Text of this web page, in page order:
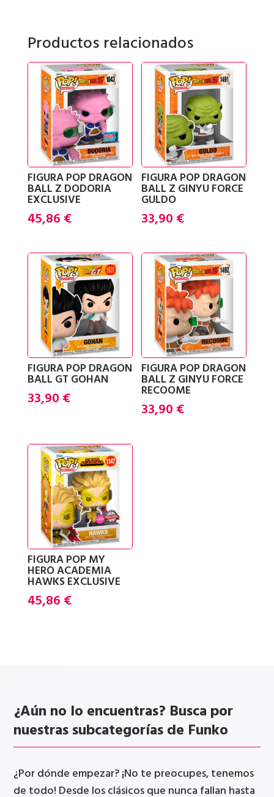
Productos relacionados
FIGURA POP DRAGON
BALL Z DODORIA
EXCLUSIVE
45,86 €
FIGURA POP DRAGON
BALL Z GINYU FORCE
GULDO
33,90 €
FIGURA POP DRAGON
BALL GT GOHAN
33,90 €
FIGURA POP DRAGON
BALL Z GINYU FORCE
RECOOME
33,90 €
FIGURA POP MY
HERO ACADEMIA
HAWKS EXCLUSIVE
45,86 €
¿Aún no lo encuentras? Busca por
nuestras subcategorías de Funko
¿Por dónde empezar? ¡No te preocupes, tenemos
de todo! Desde los clásicos que nunca fallan hasta